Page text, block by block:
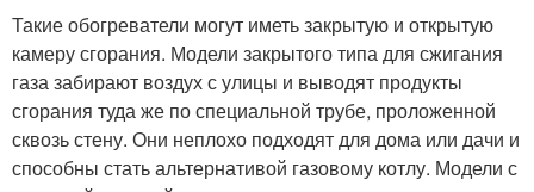
Такие обогреватели могут иметь закрытую и открытую
камеру сгорания. Модели закрытого типа для сжигания
газа забирают воздух с улицы и выводят продукты
сгорания туда же по специальной трубе, проложенной
сквозь стену. Они неплохо подходят для дома или дачи и
способны стать альтернативой газовому котлу. Модели с